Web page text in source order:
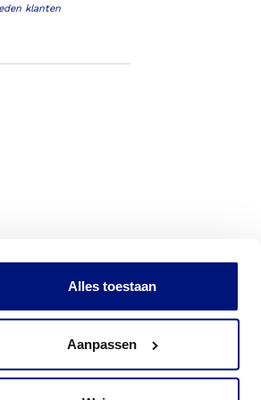
Alles toestaan
Aanpassen
klanten